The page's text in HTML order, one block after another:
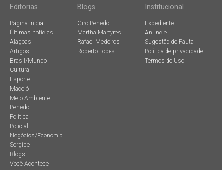
Editorias
Página inicial
Últimas notícias
Alagoas
Artigos
Brasil/Mundo
Cultura
Esporte
Maceió
Meio Ambiente
Penedo
Política
Policial
Negócios/Economia
Sergipe
Blogs
Você Acontece
Blogs
Giro Penedo
Martha Martyres
Rafael Medeiros
Roberto Lopes
Institucional
Expediente
Anuncie
Sugestão de Pauta
Política de privacidade
Termos de Uso